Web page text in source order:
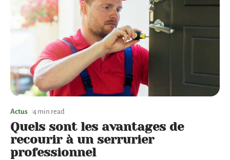
Actus 4 min read
Quels sont les avantages de
recourir à un serrurier
professionnel